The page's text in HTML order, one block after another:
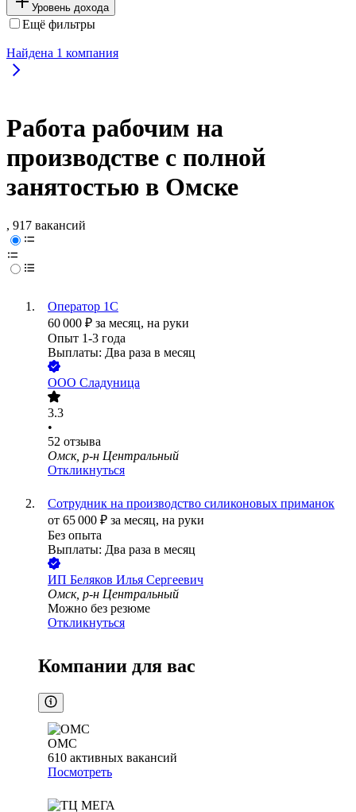
Уровень дохода
Ещё фильтры
Найдена 1 компания
Работа рабочим на
производстве с полной
занятостью в Омске
, 917 вакансий
Оператор 1С
60 000 ₽ за месяц, на руки
Опыт 1-3 года
Выплаты: Два раза в месяц
ООО Сладуница
3.3
•
52 отзыва
Омск, р-н Центральный
Откликнуться
Сотрудник на производство силиконовых приманок
от 65 000 ₽ за месяц, на руки
Без опыта
Выплаты: Два раза в месяц
ИП Беляков Илья Сергеевич
Омск, р-н Центральный
Можно без резюме
Откликнуться
Компании для вас
ОМС
610 активных вакансий
Посмотреть